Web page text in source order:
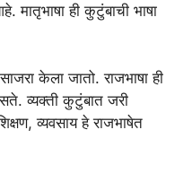
मातृभाषा ही कुटुंबाची भाषा
केला जातो. राजभाषा ही
व्यक्ती कुटुंबात जरी
व्यवसाय हे राजभाषेत